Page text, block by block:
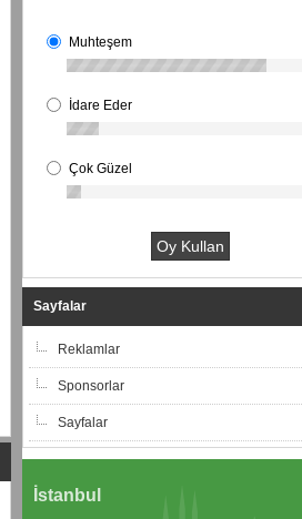
Muhteşem
İdare Eder
Çok Güzel
Sayfalar
Reklamlar
Sponsorlar
Sayfalar
İstanbul